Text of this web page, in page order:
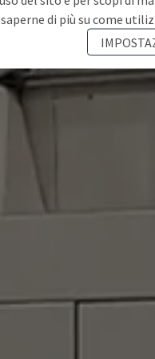
di più su come